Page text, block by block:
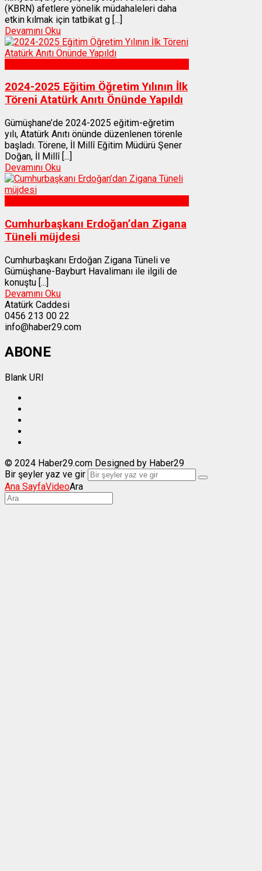
(KBRN) afetlere yönelik müdahaleleri daha
etkin kılmak için tatbikat g [...]
Devamını Oku
2024-2025 Eğitim Öğretim Yılının İlk
Töreni Atatürk Anıtı Önünde Yapıldı
Gümüşhane’de 2024-2025 eğitim-eğretim
yılı, Atatürk Anıtı önünde düzenlenen törenle
başladı. Törene, İl Millî Eğitim Müdürü Şener
Doğan, İl Millî [...]
Devamını Oku
Cumhurbaşkanı Erdoğan’dan Zigana
Tüneli müjdesi
Cumhurbaşkanı Erdoğan Zigana Tüneli ve
Gümüşhane-Bayburt Havalimanı ile ilgili de
konuştu [...]
Devamını Oku
Atatürk Caddesi
0456 213 00 22
info@haber29.com
ABONE
Blank URI
© 2024 Haber29.com Designed by Haber29
Bir şeyler yaz ve gir
Ana SayfaVideoAra